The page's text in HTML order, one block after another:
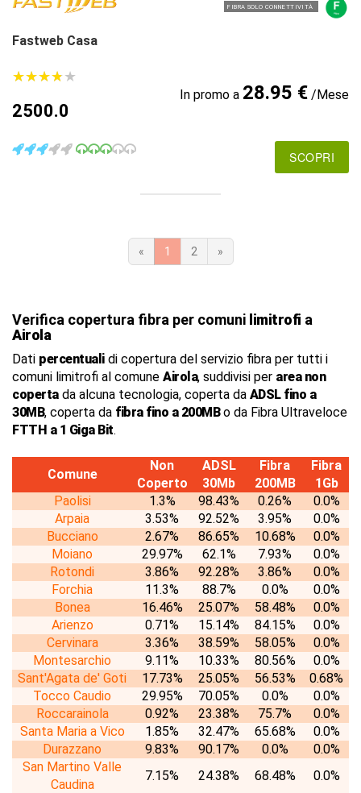
FIBRA SOLO CONNETTIVITÀ
Fastweb Casa
★★★★★
★★★★★
2500.0
In promo a 28.95 €/Mese
SCOPRI
« 1 2 »
Verifica copertura fibra per comuni limitrofi a
Airola
Dati percentualidi copertura del servizio fibra per tutti i
comuni limitrofi al comune Airola, suddivisi per area non
copertada alcuna tecnologia, coperta da ADSL fino a
30MB, coperta da fibra fino a 200MBo da Fibra Ultraveloce
FTTH a 1 Giga Bit.
Comune
Non
Coperto
ADSL
30Mb
Fibra
200MB
Fibra
1Gb
Paolisi
1.3% 98.43% 0.26%
0.0%
Arpaia
3.53% 92.52% 3.95%
0.0%
Bucciano
2.67% 86.65% 10.68%
0.0%
Moiano
29.97% 62.1% 7.93%
0.0%
Rotondi
3.86% 92.28% 3.86%
0.0%
Forchia
11.3% 88.7% 0.0%
0.0%
Bonea
16.46% 25.07% 58.48%
0.0%
Arienzo
0.71% 15.14% 84.15%
0.0%
Cervinara
3.36% 38.59% 58.05%
0.0%
Montesarchio
9.11% 10.33% 80.56%
0.0%
Sant'Agata de' Goti
17.73% 25.05% 56.53%
0.68%
Tocco Caudio
29.95% 70.05% 0.0%
0.0%
Roccarainola
0.92% 23.38% 75.7%
0.0%
Santa Maria a Vico
1.85% 32.47% 65.68%
0.0%
Durazzano
9.83% 90.17% 0.0%
0.0%
San Martino Valle
Caudina
7.15% 24.38% 68.48%
0.0%